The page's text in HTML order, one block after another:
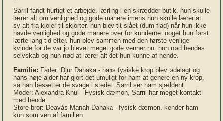
Sarril fandt hurtigt et arbejde. lærling i en skrædder butik. hun skulle
lærer alt om venlighed og gode manere imens hun skulle lærer at
sy alt fra kjoler til skjorter. hun blev tit slået (dum flad) når hun ikke
havde venlighed og gode manere over for kunderne. noget hun først
lærte lang tid efter. hun blev sammen med den første venlige
kvinde for de var jo blevet meget gode venner nu. hun nød hendes
selvskab og hun nød at lærer alt det hun kunne af hende.
Familie: Fader: Djur Dahaka - hans fysiske krop blev ødelagt og
hans høje alder har gjort det umuligt for ham at genere en ny krop,
så han besætter de svage i stedet. Sarril ser ham sjældent.
Moder: Alexandra Khul - Fysisk dæmon, Sarril har meget kontakt
med hende.
Store bror: Deavás Manah Dahaka - fysisk dæmon. kender ham
kun som ven af familien